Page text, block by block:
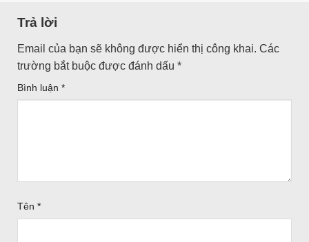
Trả lời
Email của bạn sẽ không được hiển thị công khai. Các
trường bắt buộc được đánh dấu *
Bình luận *
Tên *